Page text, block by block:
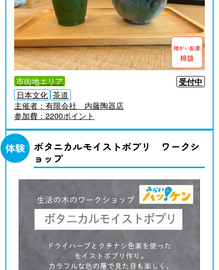
障がい配慮
相談
市街地エリア
受付中
日本文化 茶道
主催者：有限会社 内藤陶器店
参加費：2200ポイント
体験
ボタニカルモイストポプリ ワークシ
ョップ